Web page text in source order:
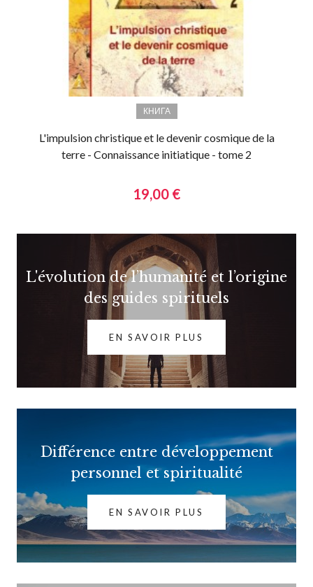
КНИГА
L'impulsion christique et le devenir cosmique de la
terre - Connaissance initiatique - tome 2
19,00 €
L'évolution de l’humanité et l’origine
des guides spirituels
EN SAVOIR PLUS
Différence entre développement
personnel et spiritualité
EN SAVOIR PLUS